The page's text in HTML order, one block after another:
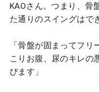
KAOさん。つまり、骨
た通りのスイングはで
「骨盤が固まってフ
こりお腹、尿のキレの
びます」